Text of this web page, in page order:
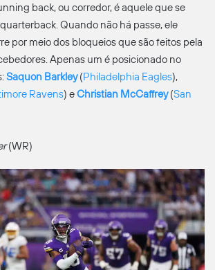
back, ou corredor, é aquele que se
Quando não há passe, ele
por meio dos bloqueios que são feitos pela
Apenas um é posicionado no
Saquon Barkley(Philadelphia Eagles),
Ravens) eChristian McCaffrey(San
(WR)